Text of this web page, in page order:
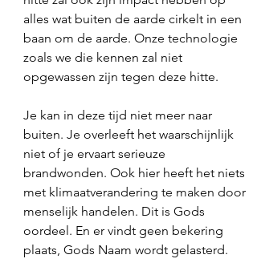
alles wat buiten de aarde cirkelt in een
baan om de aarde. Onze technologie
zoals we die kennen zal niet
opgewassen zijn tegen deze hitte.
Je kan in deze tijd niet meer naar
buiten. Je overleeft het waarschijnlijk
niet of je ervaart serieuze
brandwonden. Ook hier heeft het niets
met klimaatverandering te maken door
menselijk handelen. Dit is Gods
oordeel. En er vindt geen bekering
plaats, Gods Naam wordt gelasterd.